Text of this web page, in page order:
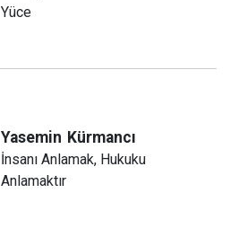
Yüce
Yasemin Kürmancı
İnsanı Anlamak, Hukuku
Anlamaktır